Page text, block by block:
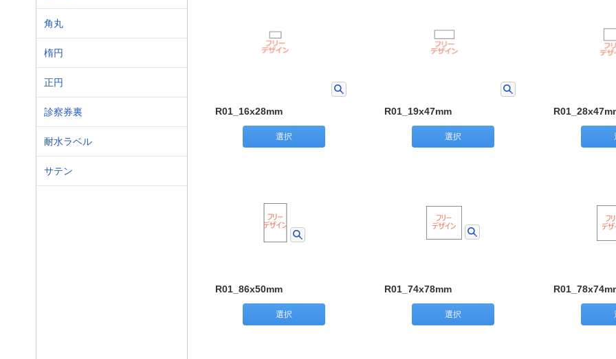
角丸
楕円
正円
診察券裏
耐水ラベル
サテン
R01_16x28mm
選択
R01_19x47mm
選択
R01_86x50mm
選択
R01_74x78mm
選択